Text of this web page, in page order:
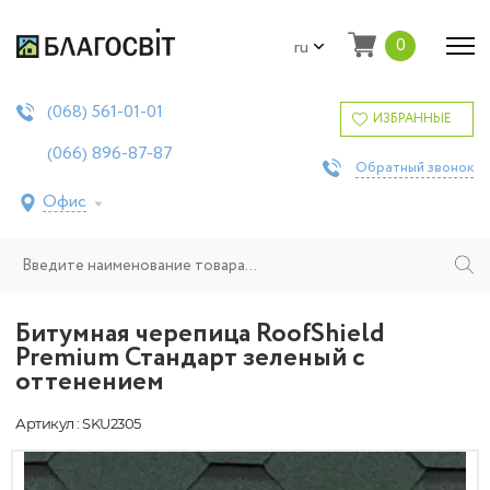
ru 0
(068) 561-01-01
(066) 896-87-87
Офис
ИЗБРАННЫЕ
Обратный звонок
Битумная черепица RoofShield
Premium Стандарт зеленый с
оттенением
Артикул : SKU2305